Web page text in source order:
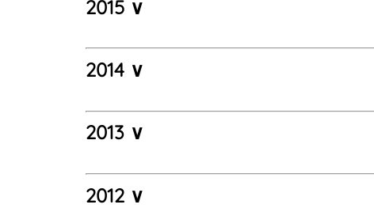
2015 ∨
2014 ∨
2013 ∨
2012 ∨